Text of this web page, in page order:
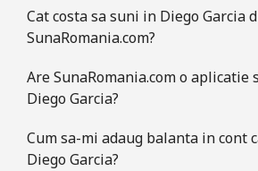
Cat costa sa suni in Diego Garcia
SunaRomania.com?
Are SunaRomania.com o aplicatie
Diego Garcia?
Cum sa-mi adaug balanta in cont
Diego Garcia?